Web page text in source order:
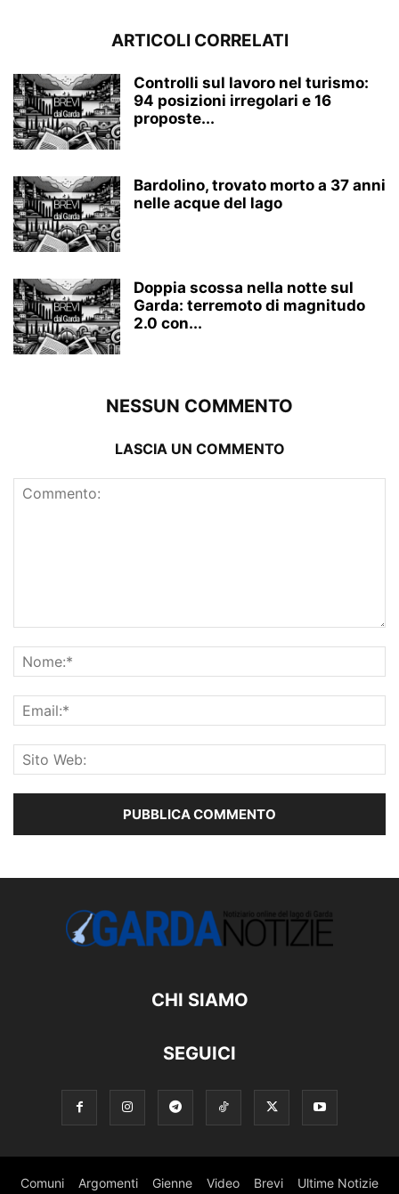
ARTICOLI CORRELATI
Controlli sul lavoro nel turismo:
94 posizioni irregolari e 16
proposte...
Bardolino, trovato morto a 37 anni
nelle acque del lago
Doppia scossa nella notte sul
Garda: terremoto di magnitudo
2.0 con...
NESSUN COMMENTO
LASCIA UN COMMENTO
CHI SIAMO
SEGUICI
Comuni Argomenti Gienne Video Brevi Ultime Notizie